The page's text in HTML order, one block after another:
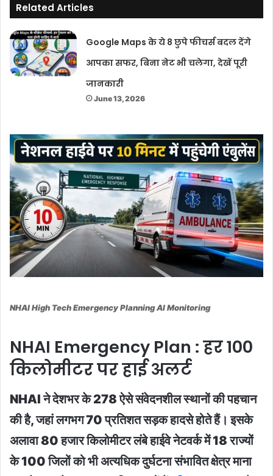
Related Articles
Google Maps के ये 8 छुपे फीचर्स बदल देंगे
आपका सफर, बिना नेट भी चलेगा, देखें पूरी
जानकारी
June 13, 2026
NHAI High Tech Emergency Planning AI Monitoring
NHAI Emergency Plan : हर 100
किलोमीटर पर हाई अलर्ट
NHAI ने देशभर के 278 ऐसे संवेदनशील स्थानों की पहचान
की है, जहां लगभग 70 प्रतिशत सड़क हादसे होते हैं। इसके
अलावा 80 हजार किलोमीटर लंबे हाईवे नेटवर्क में 18 राज्यों
के 100 जिलों को भी अत्यधिक दुर्घटना संभावित क्षेत्र माना